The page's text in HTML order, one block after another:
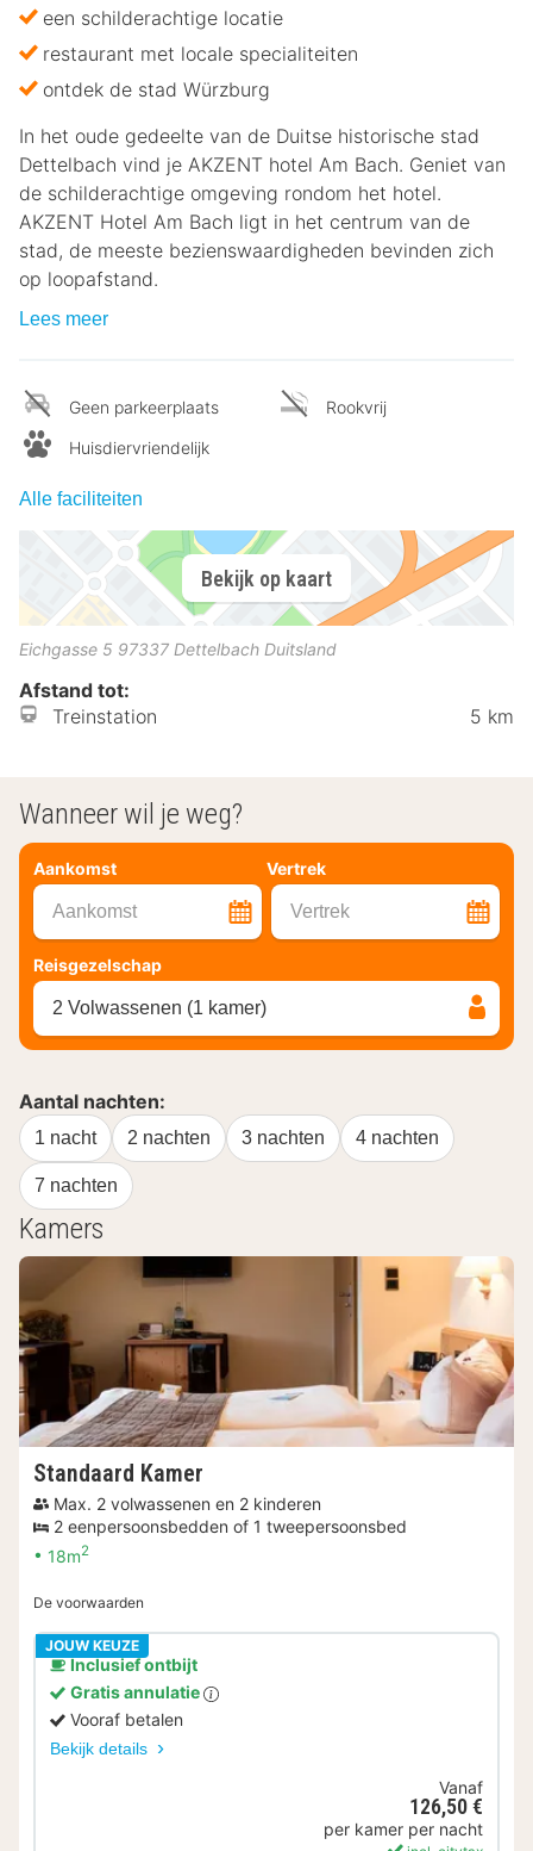
een schilderachtige locatie
restaurant met locale specialiteiten
ontdek de stad Würzburg
In het oude gedeelte van de Duitse historische stad
Dettelbach vind je AKZENT hotel Am Bach. Geniet van
de schilderachtige omgeving rondom het hotel.
AKZENT Hotel Am Bach ligt in het centrum van de
stad, de meeste bezienswaardigheden bevinden zich
op loopafstand.
Lees meer
Geen parkeerplaats
Huisdiervriendelijk
Rookvrij
Alle faciliteiten
Bekijk op kaart
Eichgasse 5 97337 Dettelbach Duitsland
Afstand tot:
Treinstation
5 km
Wanneer wil je weg?
Aankomst Vertrek
Aankomst Vertrek
Reisgezelschap
2 Volwassenen (1 kamer)
Aantal nachten:
1 nacht 2 nachten 3 nachten 4 nachten
7 nachten
Kamers
Standaard Kamer
Max. 2 volwassenen en 2 kinderen
2 eenpersoonsbedden of 1 tweepersoonsbed
18m2
De voorwaarden
JOUW KEUZE
Inclusief ontbijt
Gratis annulatie
Vooraf betalen
Bekijk details
Vanaf
126,50 €
per kamer per nacht